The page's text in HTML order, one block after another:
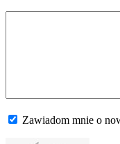
Zawiadom mnie o